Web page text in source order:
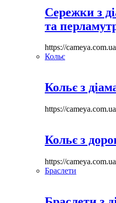
Сережки з
та
https://
Кольє
Кольє з
https://
Кольє з
https://
Браслети